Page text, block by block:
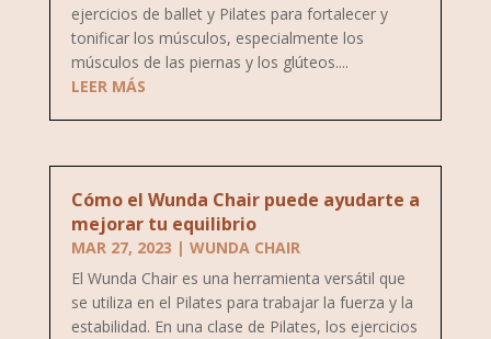
ejercicios de ballet y Pilates para fortalecer y
tonificar los músculos, especialmente los
músculos de las piernas y los glúteos....
LEER MÁS
Cómo el Wunda Chair puede ayudarte a
mejorar tu equilibrio
MAR 27, 2023 | WUNDA CHAIR
El Wunda Chair es una herramienta versátil que
se utiliza en el Pilates para trabajar la fuerza y la
estabilidad. En una clase de Pilates, los ejercicios